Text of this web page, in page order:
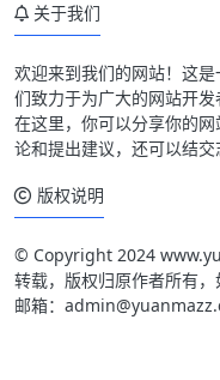
关于我们
欢迎来到我们的网站！这
们致力于为广大的网站开发
在这里，你可以分享你的
论和提出建议，还可以结交
版权说明
© Copyright 2024
转载，版权归原作者所有，
邮箱：